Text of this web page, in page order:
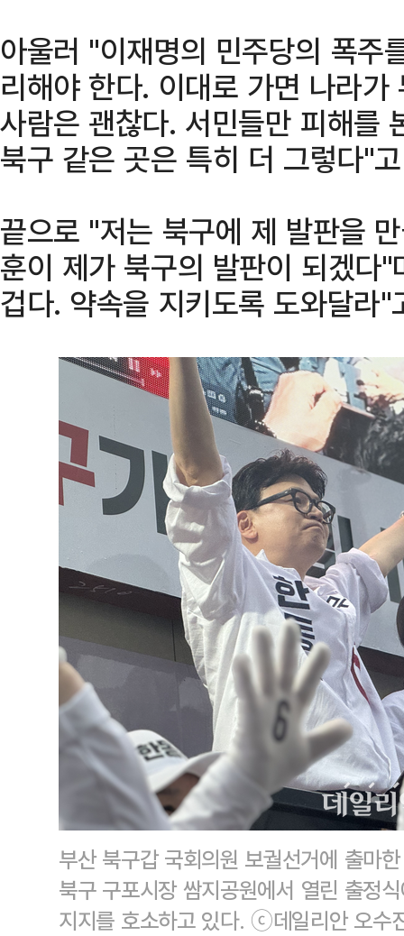
아울러 "이재명의 민주당의 폭주
리해야 한다. 이대로 가면 나라
사람은 괜찮다. 서민들만 피해를
북구 같은 곳은 특히 더 그렇다"
끝으로 "저는 북구에 제 발판을
훈이 제가 북구의 발판이 되겠다
겁다. 약속을 지키도록 도와달라"
부산 북구갑 국회의원 보궐선거에 출마
북구 구포시장 쌈지공원에서 열린 출정
지지를 호소하고 있다. ⓒ데일리안 오수